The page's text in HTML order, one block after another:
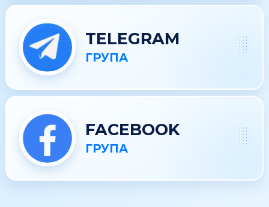
TELEGRAM
ГРУПА
FACEBOOK
ГРУПА